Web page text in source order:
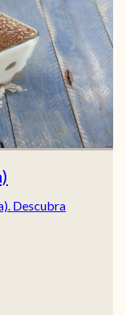
Descubra